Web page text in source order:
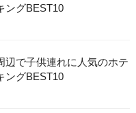
ングBEST10
辺で子供連れに人気のホテ
ングBEST10